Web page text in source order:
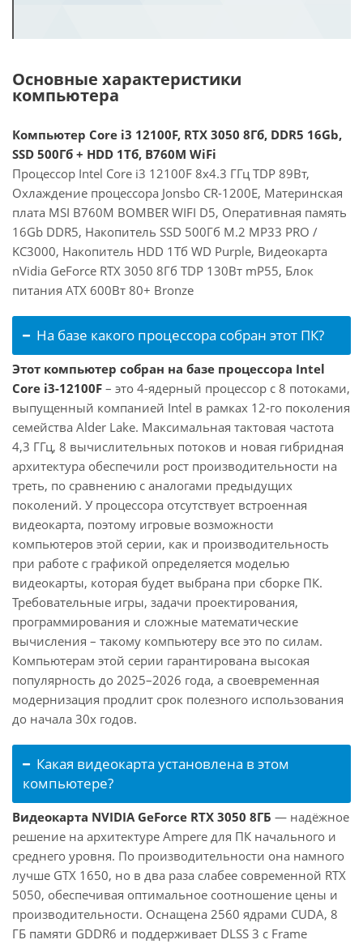
Основные характеристики
компьютера
Компьютер Core i3 12100F, RTX 3050 8Гб, DDR5 16Gb,
SSD 500Гб + HDD 1Тб, B760M WiFi
Процессор Intel Core i3 12100F 8x4.3 ГГц TDP 89Вт,
Охлаждение процессора Jonsbo CR-1200E, Материнская
плата MSI B760M BOMBER WIFI D5, Оперативная память
16Gb DDR5, Накопитель SSD 500Гб M.2 MP33 PRO /
KC3000, Накопитель HDD 1Тб WD Purple, Видеокарта
nVidia GeForce RTX 3050 8Гб TDP 130Вт mP55, Блок
питания ATX 600Вт 80+ Bronze
На базе какого процессора собран этот ПК?
Этот компьютер собран на базе процессора Intel
Core i3-12100F – это 4-ядерный процессор с 8 потоками,
выпущенный компанией Intel в рамках 12-го поколения
семейства Alder Lake. Максимальная тактовая частота
4,3 ГГц, 8 вычислительных потоков и новая гибридная
архитектура обеспечили рост производительности на
треть, по сравнению с аналогами предыдущих
поколений. У процессора отсутствует встроенная
видеокарта, поэтому игровые возможности
компьютеров этой серии, как и производительность
при работе с графикой определяется моделью
видеокарты, которая будет выбрана при сборке ПК.
Требовательные игры, задачи проектирования,
программирования и сложные математические
вычисления – такому компьютеру все это по силам.
Компьютерам этой серии гарантирована высокая
популярность до 2025–2026 года, а своевременная
модернизация продлит срок полезного использования
до начала 30х годов.
Какая видеокарта установлена в этом
компьютере?
Видеокарта NVIDIA GeForce RTX 3050 8ГБ — надёжное
решение на архитектуре Ampere для ПК начального и
среднего уровня. По производительности она намного
лучше GTX 1650, но в два раза слабее современной RTX
5050, обеспечивая оптимальное соотношение цены и
производительности. Оснащена 2560 ядрами CUDA, 8
ГБ памяти GDDR6 и поддерживает DLSS 3 с Frame